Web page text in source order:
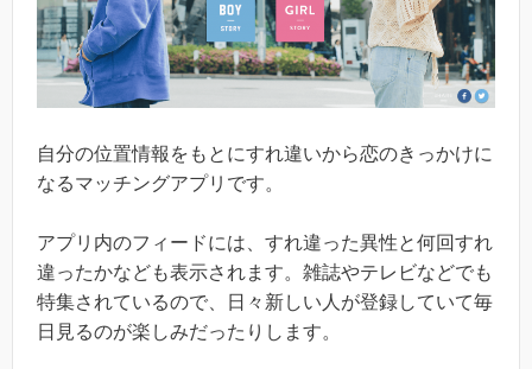
自分の位置情報をもとにすれ違いから恋のきっかけに
なるマッチングアプリです。
アプリ内のフィードには、すれ違った異性と何回すれ
違ったかなども表示されます。雑誌やテレビなどでも
特集されているので、日々新しい人が登録していて毎
日見るのが楽しみだったりします。